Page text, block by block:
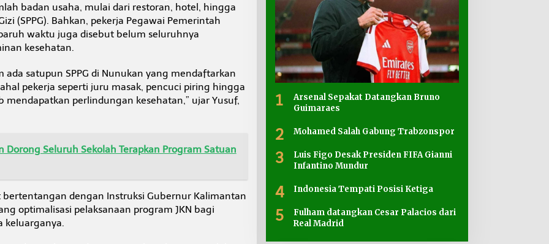
badan usaha, mulai dari restoran, hotel, hingga
(SPPG). Bahkan, pekerja Pegawai Pemerintah
waktu juga disebut belum seluruhnya
kesehatan.
ada satupun SPPG di Nunukan yang mendaftarkan
pekerja seperti juru masak, pencuci piring hingga
mendapatkan perlindungan kesehatan,” ujar Yusuf,
Dorong Seluruh Sekolah Terapkan Program Satuan
dengan Instruksi Gubernur Kalimantan
optimalisasi pelaksanaan program JKN bagi
keluarganya.
1
Arsenal Sepakat Datangkan Bruno
Guimaraes
2 Mohamed Salah Gabung Trabzonspor
3
Luis Figo Desak Presiden FIFA Gianni
Infantino Mundur
4 Indonesia Tempati Posisi Ketiga
5
Fulham datangkan Cesar Palacios dari
Real Madrid